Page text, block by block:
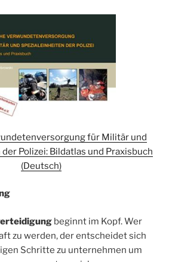
für Militär und
Polizei: Bildatlas und Praxisbuch
(Deutsch)
beginnt im Kopf. Wer
zu werden, der entscheidet sich
Schritte zu unternehmen um